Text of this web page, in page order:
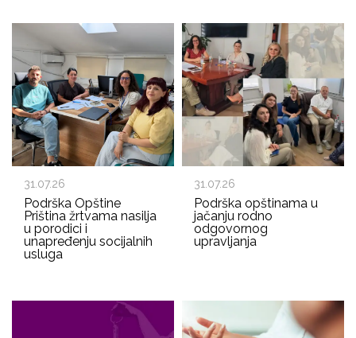
31.07.26
Podrška Opštine
Priština žrtvama nasilja
u porodici i
unapređenju socijalnih
usluga
31.07.26
Podrška opštinama u
jačanju rodno
odgovornog
upravljanja